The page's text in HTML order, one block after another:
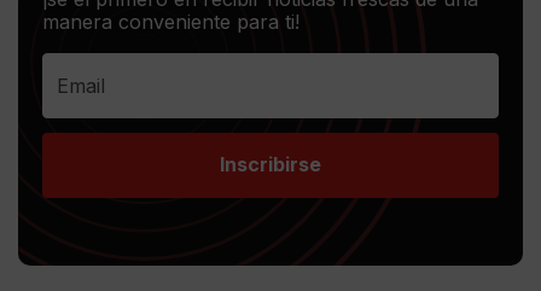
manera conveniente para ti!
Inscribirse